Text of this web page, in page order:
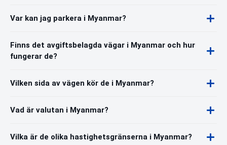
Var kan jag parkera i Myanmar?
Finns det avgiftsbelagda vägar i Myanmar och hur
fungerar de?
Vilken sida av vägen kör de i Myanmar?
Vad är valutan i Myanmar?
Vilka är de olika hastighetsgränserna i Myanmar?